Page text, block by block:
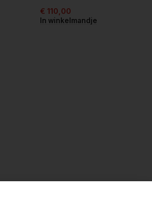
€ 110,00
In winkelmandje